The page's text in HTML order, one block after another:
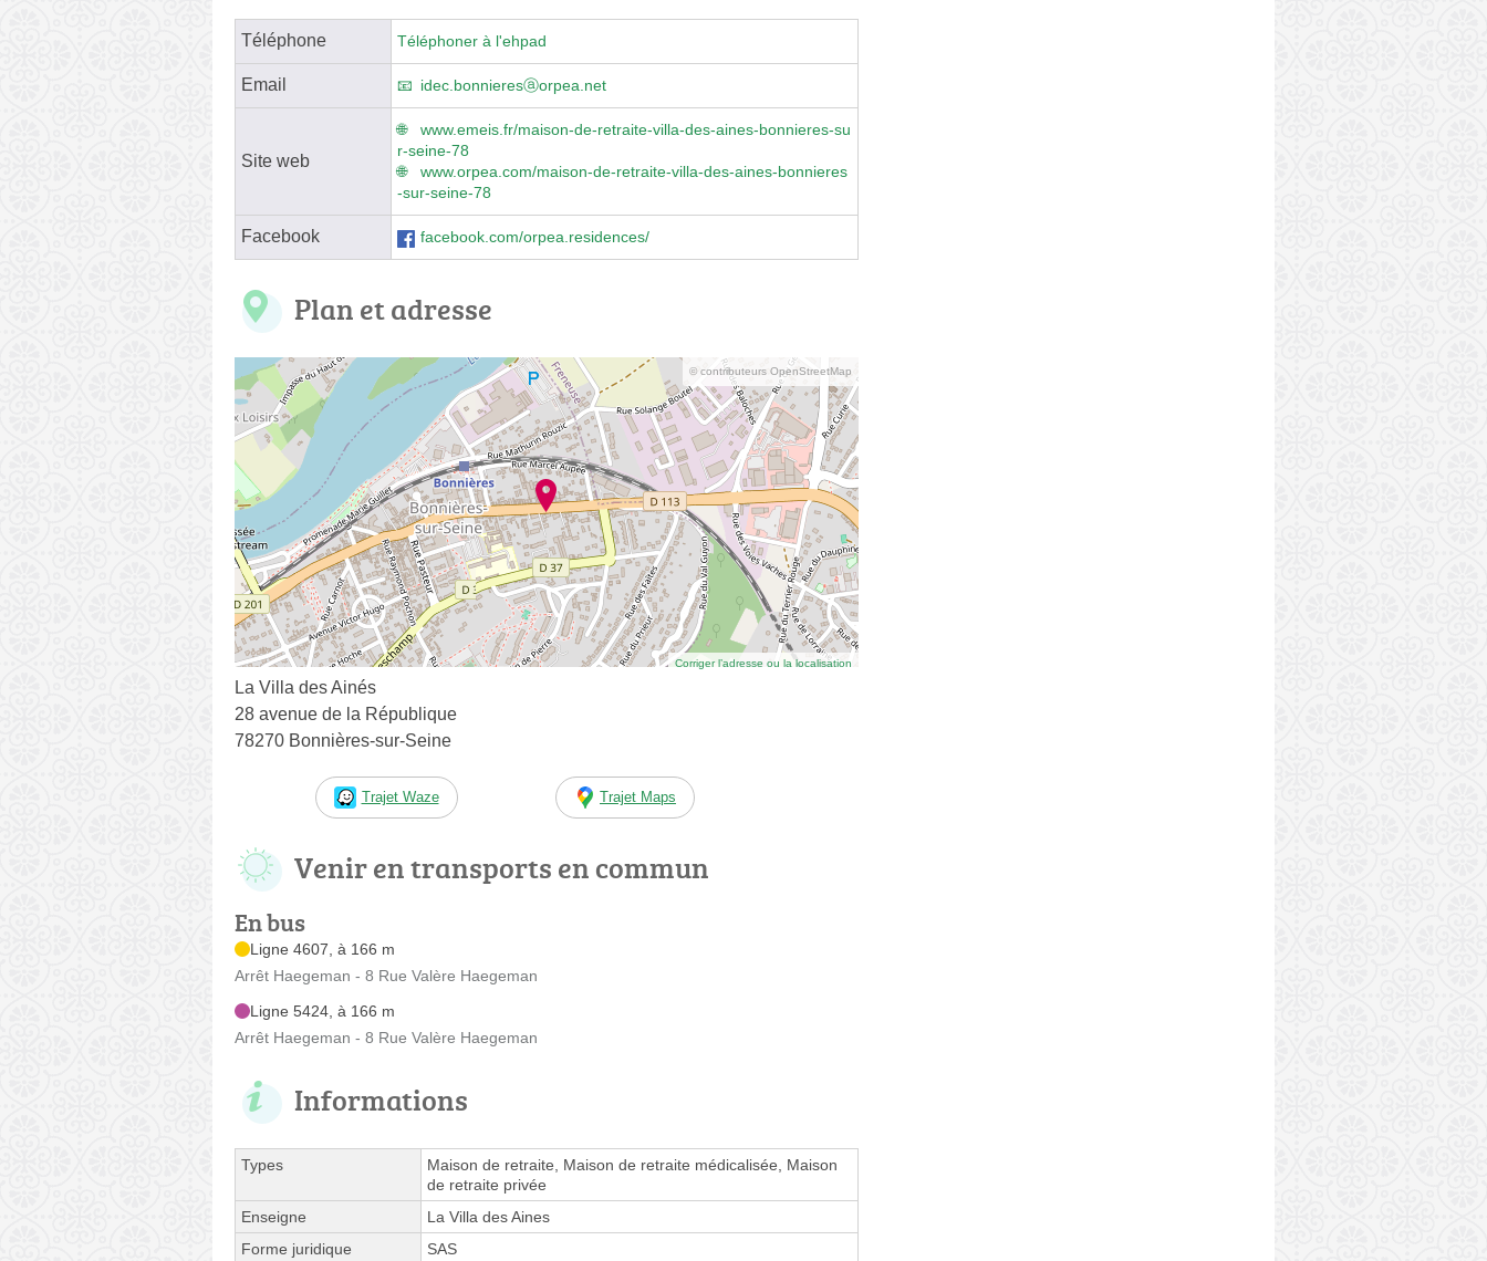
Téléphone Téléphoner à l'ehpad
Email idec.bonnieresⓐorpea.net
Site web
www.emeis.fr/maison-de-retraite-villa-des-aines-bonnieres-su
r-seine-78
www.orpea.com/maison-de-retraite-villa-des-aines-bonnieres
-sur-seine-78
Facebook facebook.com/orpea.residences/
Plan et adresse
© contributeurs OpenStreetMap
Corriger l’adresse ou la localisation
La Villa des Ainés
28 avenue de la République
78270 Bonnières-sur-Seine
Trajet Waze Trajet Maps
Venir en transports en commun
En bus
Ligne 4607, à 166 m
Arrêt Haegeman - 8 Rue Valère Haegeman
Ligne 5424, à 166 m
Arrêt Haegeman - 8 Rue Valère Haegeman
Informations
Types
Maison de retraite, Maison de retraite médicalisée, Maison
de retraite privée
Enseigne
La Villa des Aines
Forme juridique
SAS